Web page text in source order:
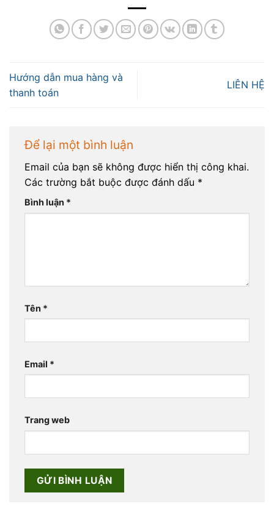
Hướng dẫn mua hàng và
thanh toán
LIÊN HỆ
Để lại một bình luận
Email của bạn sẽ không được hiển thị công khai.
Các trường bắt buộc được đánh dấu *
Bình luận *
Tên *
Email *
Trang web